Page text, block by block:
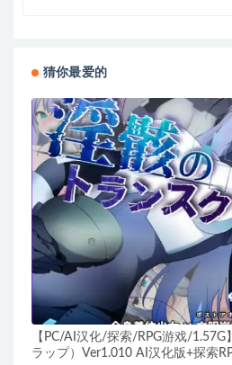
猜你最爱的
【PC/AI汉化/探索/RPG游戏/
ラップ）Ver1.010 AI汉化